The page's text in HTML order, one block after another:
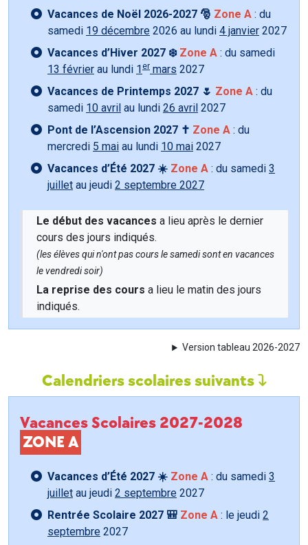
Vacances de Noël 2026-2027 🎅 Zone A : du
samedi 19 décembre 2026 au lundi 4 janvier 2027
Vacances d’Hiver 2027 ❄️ Zone A : du samedi
13 février au lundi 1 er mars 2027
Vacances de Printemps 2027 🌷 Zone A : du
samedi 10 avril au lundi 26 avril 2027
Pont de l’Ascension 2027 ✝️ Zone A : du
mercredi 5 mai au lundi 10 mai 2027
Vacances d’Été 2027 ☀️ Zone A : du samedi 3
juillet au jeudi 2 septembre 2027
Le début des vacances a lieu après le dernier
cours des jours indiqués.
(les élèves qui n'ont pas cours le samedi sont en vacances
le vendredi soir)
La reprise des cours a lieu le matin des jours
indiqués.
Version tableau 2026-2027
Calendriers scolaires suivants
Vacances Scolaires 2027-2028
ZONE A
Vacances d’Été 2027 ☀️ Zone A : du samedi 3
juillet au jeudi 2 septembre 2027
Rentrée Scolaire 2027 🎒 Zone A : le jeudi 2
septembre 2027